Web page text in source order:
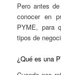
Pero antes
conocer en
PYME, para
tipos de
¿Qué es una